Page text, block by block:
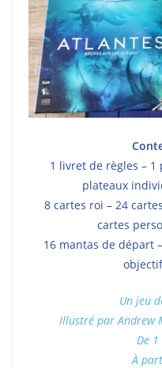
1 livret de règles –
plateaux
8 cartes roi – 24
cartes
16 mantas de départ
Un jeu
Illustré par Andrew
De
À